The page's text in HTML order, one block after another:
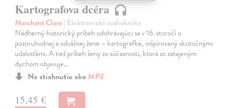
Kartografova dcéra
Marchant Clare | Elektronická audiokniha
Nádherný historický príbeh odohrávajúci sa v 16. storočí o
pozoruhodnej a odvážnej žene – kartografke, inšpirovaný skutočnými
udalosťami. A tiež príbeh ženy zo súčasnosti, ktorá zo zatajeným
dychom objavuje…
Na stiahnutie ako MP3
15,45 €